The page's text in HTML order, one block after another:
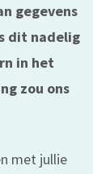
gegevens
dit nadelig
in het
zou ons
met jullie